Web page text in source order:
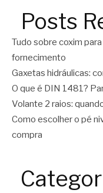
Posts
Tudo sobre coxim
fornecimento
Gaxetas hidráulicas:
O que é DIN 1481?
Volante 2 raios:
Como escolher o pé
compra